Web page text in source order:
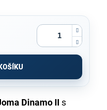
Dinamo II s